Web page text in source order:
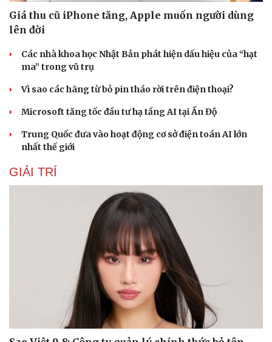
Sân khấu - Điện ảnh
Giải trí
Nghệ sĩ
Thời trang
Giá thu cũ iPhone tăng, Apple muốn người dùng
lên đời
Các nhà khoa học Nhật Bản phát hiện dấu hiệu của “hạt
ma” trong vũ trụ
Vì sao các hãng từ bỏ pin tháo rời trên điện thoại?
Microsoft tăng tốc đầu tư hạ tầng AI tại Ấn Độ
Trung Quốc đưa vào hoạt động cơ sở điện toán AI lớn
nhất thế giới
GIẢI TRÍ